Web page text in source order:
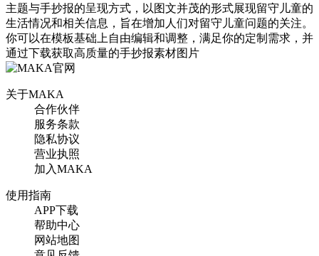
主题与手抄报的呈现方式，以图文并茂的形式展现留守儿童的
生活情况和相关信息，旨在增加人们对留守儿童问题的关注。
你可以在模板基础上自由编辑和调整，满足你的定制需求，并
通过下载获取高质量的手抄报素材图片
关于MAKA
合作伙伴
服务条款
隐私协议
营业执照
加入MAKA
使用指南
APP下载
帮助中心
网站地图